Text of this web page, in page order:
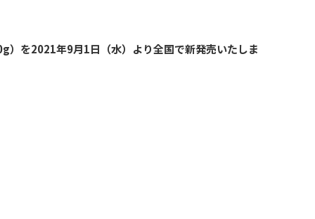
）を2021年9月1日（水）より全国で新発売いたしま